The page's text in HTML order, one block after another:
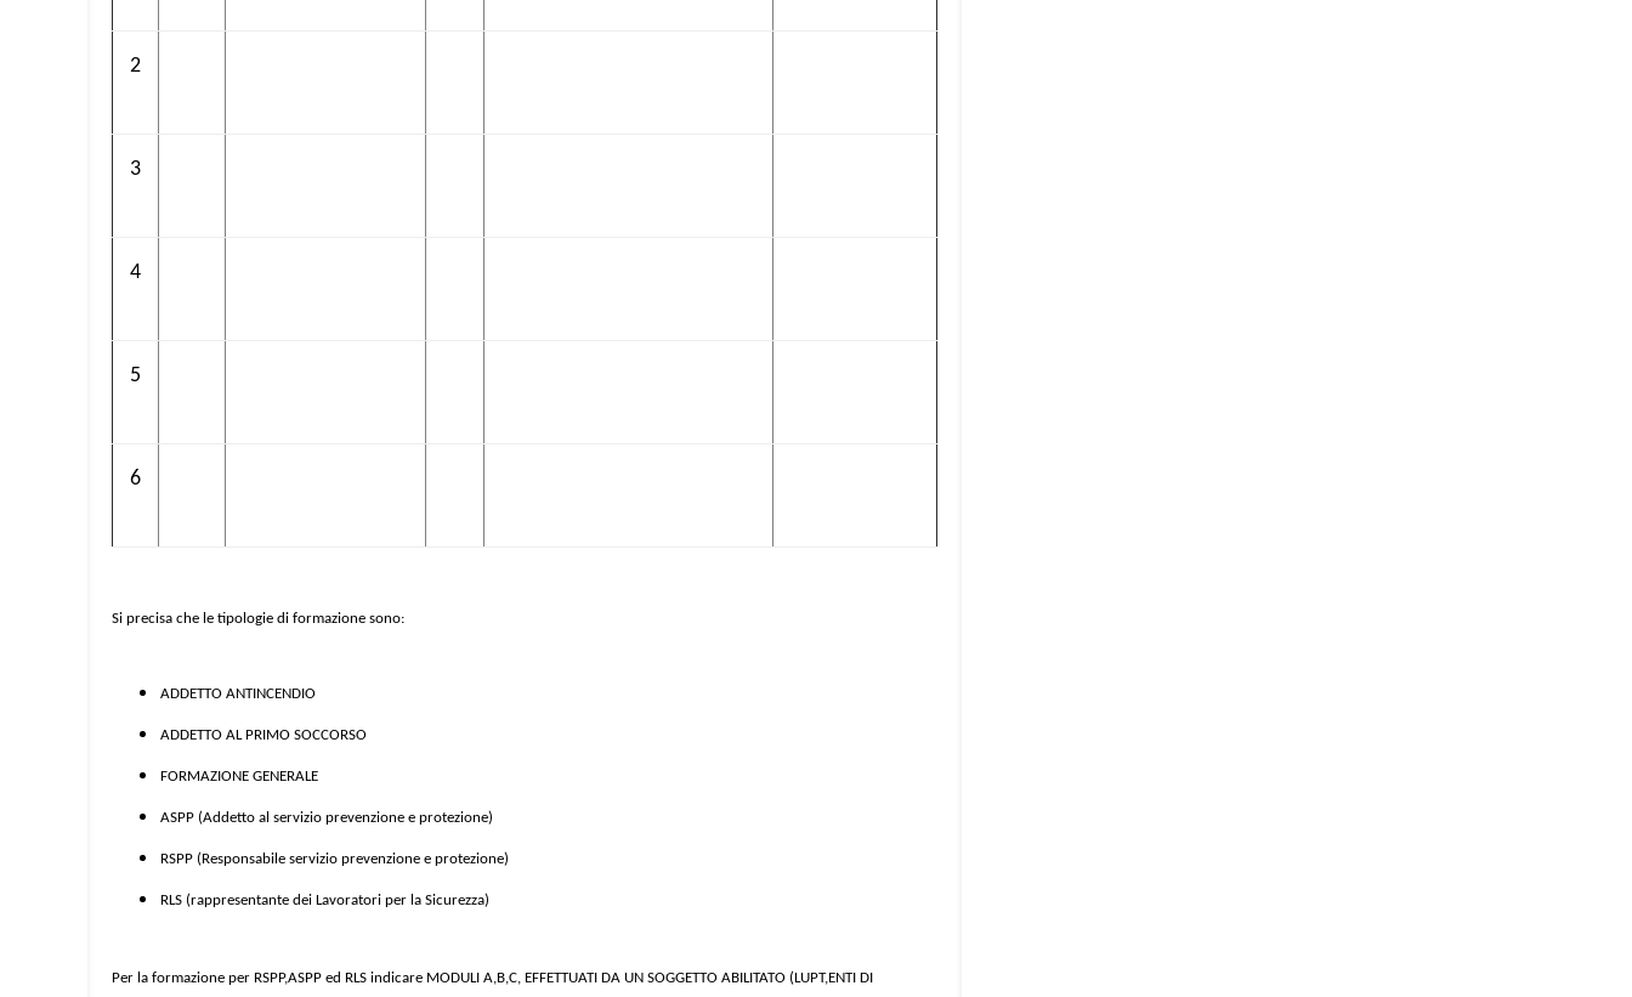
2
3
4
5
6
Si precisa che le tipologie di formazione sono:
ADDETTO ANTINCENDIO
ADDETTO AL PRIMO SOCCORSO
FORMAZIONE GENERALE
ASPP (Addetto al servizio prevenzione e protezione)
RSPP (Responsabile servizio prevenzione e protezione)
RLS (rappresentante dei Lavoratori per la Sicurezza)
Per la formazione per RSPP,ASPP ed RLS indicare MODULI A,B,C, EFFETTUATI DA UN SOGGETTO ABILITATO (LUPT,ENTI DI